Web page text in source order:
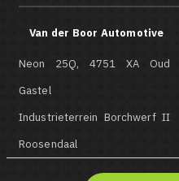
Van der Boor Automotive
Neon 25Q, 4751 XA Oud
Gastel
Industrieterrein Borchwerf II
Roosendaal